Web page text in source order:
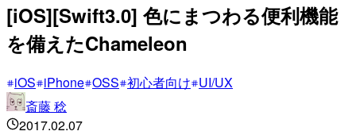
[iOS][Swift3.0] 色にまつわる便利機能
を備えたChameleon
iOS iPhone OSS 初心者向け UI/UX
斎藤 稔
2017.02.07